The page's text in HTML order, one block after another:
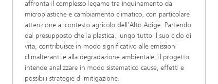
affronta il complesso legame tra inquinamento da
microplastiche e cambiamento climatico, con particolare
attenzione al contesto agricolo dell’Alto Adige. Partendo
dal presupposto che la plastica, lungo tutto il suo ciclo di
vita, contribuisce in modo significativo alle emissioni
climalteranti e alla degradazione ambientale, il progetto
intende analizzare in modo sistematico cause, effetti e
possibili strategie di mitigazione.